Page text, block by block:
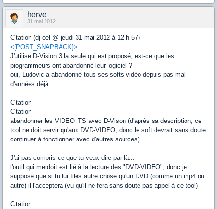
herve
31 mai 2012
Citation (dj-oel @ jeudi 31 mai 2012 à 12 h 57)
<{POST_SNAPBACK}>
J'utilise D-Vision 3 la seule qui est proposé, est-ce que les
programmeurs ont abandonné leur logiciel ?
oui, Ludovic a abandonné tous ses softs vidéo depuis pas mal
d'années déjà…
Citation
Citation
abandonner les VIDEO_TS avec D-Vison (d'après sa description, ce
tool ne doit servir qu'aux DVD-VIDEO, donc le soft devrait sans doute
continuer à fonctionner avec d'autres sources)
J'ai pas compris ce que tu veux dire par-là...
l'outil qui merdoit est lié à la lecture des "DVD-VIDEO", donc je
suppose que si tu lui files autre chose qu'un DVD (comme un mp4 ou
autre) il l'acceptera (vu qu'il ne fera sans doute pas appel à ce tool)
Citation